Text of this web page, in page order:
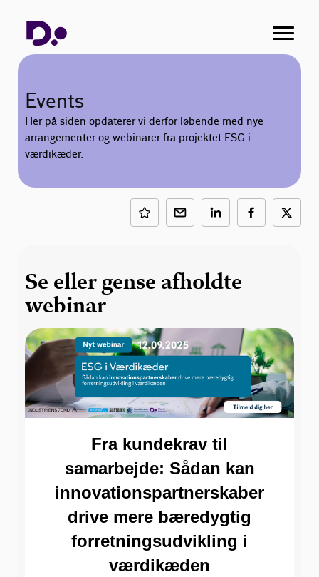
Events
Her på siden opdaterer vi derfor løbende med nye
arrangementer og webinarer fra projektet ESG i
værdikæder.
Se eller gense afholdte
webinar
Fra kundekrav til
samarbejde: Sådan kan
innovationspartnerskaber
drive mere bæredygtig
forretningsudvikling i
værdikæden